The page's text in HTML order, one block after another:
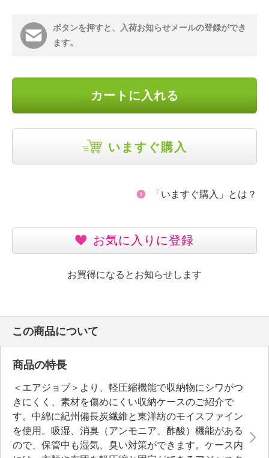
ボタンを押すと、入荷お知らせメールの登録ができ
ます。
カートに入れる
いますぐ購入
「いますぐ購入」とは？
お気に入りに登録
お買得になるとお知らせします
この商品について
商品の特長
＜エアジョブ＞より、軽圧縮機能で収納物にシワがつ
きにくく、素材を傷めにくい収納ケースのご紹介で
す。中綿に紀州備長炭繊維と東洋紡のモイスファイン
を使用。吸湿、消臭（アンモニア、酢酸）機能がある
ので、保管中も湿気、臭い対策ができます。ケース内